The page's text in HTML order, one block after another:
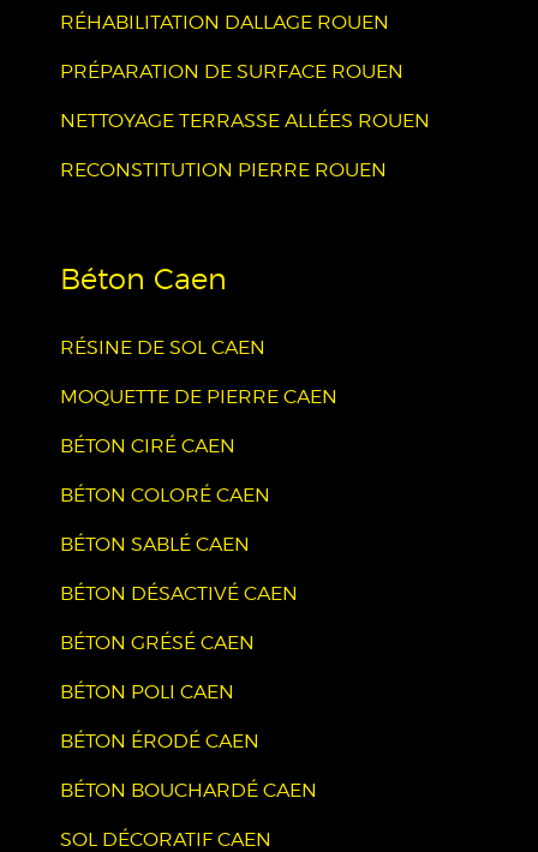
RÉHABILITATION DALLAGE ROUEN
PRÉPARATION DE SURFACE ROUEN
NETTOYAGE TERRASSE ALLÉES ROUEN
RECONSTITUTION PIERRE ROUEN
Béton Caen
RÉSINE DE SOL CAEN
MOQUETTE DE PIERRE CAEN
BÉTON CIRÉ CAEN
BÉTON COLORÉ CAEN
BÉTON SABLÉ CAEN
BÉTON DÉSACTIVÉ CAEN
BÉTON GRÉSÉ CAEN
BÉTON POLI CAEN
BÉTON ÉRODÉ CAEN
BÉTON BOUCHARDÉ CAEN
SOL DÉCORATIF CAEN